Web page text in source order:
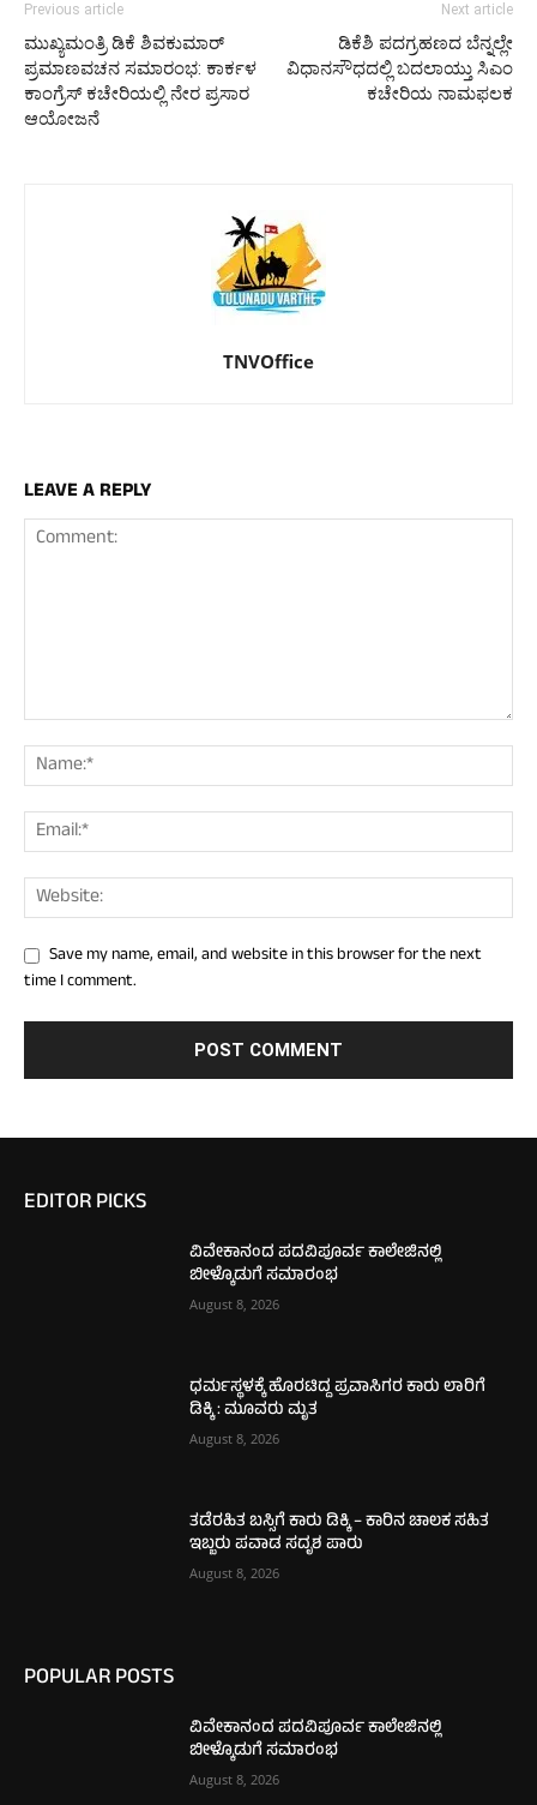
Previous article
ಮುಖ್ಯಮಂತ್ರಿ ಡಿಕೆ ಶಿವಕುಮಾರ್
ಪ್ರಮಾಣವಚನ ಸಮಾರಂಭ: ಕಾರ್ಕಳ
ಕಾಂಗ್ರೆಸ್ ಕಚೇರಿಯಲ್ಲಿ ನೇರ ಪ್ರಸಾರ
ಆಯೋಜನೆ
Next article
ಡಿಕೆಶಿ ಪದಗ್ರಹಣದ ಬೆನ್ನಲ್ಲೇ
ವಿಧಾನಸೌಧದಲ್ಲಿ ಬದಲಾಯ್ತು ಸಿಎಂ
ಕಚೇರಿಯ ನಾಮಫಲಕ
TNVOffice
LEAVE A REPLY
Save my name, email, and website in this browser for the next
time I comment.
EDITOR PICKS
ವಿವೇಕಾನಂದ ಪದವಿಪೂರ್ವ ಕಾಲೇಜಿನಲ್ಲಿ
ಬೀಳ್ಕೊಡುಗೆ ಸಮಾರಂಭ
August 8, 2026
ಧರ್ಮಸ್ಥಳಕ್ಕೆ ಹೊರಟಿದ್ದ ಪ್ರವಾಸಿಗರ ಕಾರು ಲಾರಿಗೆ
ಡಿಕ್ಕಿ : ಮೂವರು ಮೃತ
August 8, 2026
ತಡೆರಹಿತ ಬಸ್ಸಿಗೆ ಕಾರು ಡಿಕ್ಕಿ – ಕಾರಿನ ಚಾಲಕ ಸಹಿತ
ಇಬ್ಬರು ಪವಾಡ ಸದೃಶ ಪಾರು
August 8, 2026
POPULAR POSTS
ವಿವೇಕಾನಂದ ಪದವಿಪೂರ್ವ ಕಾಲೇಜಿನಲ್ಲಿ
ಬೀಳ್ಕೊಡುಗೆ ಸಮಾರಂಭ
August 8, 2026